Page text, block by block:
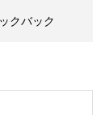
クバック